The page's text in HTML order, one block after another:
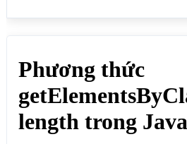
nodes.length;
</script>
</body>
</html>